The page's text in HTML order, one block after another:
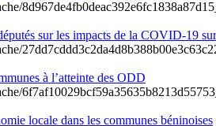
sur les impacts de la COVID-19
à l’atteinte des ODD
locale dans les communes béninoises